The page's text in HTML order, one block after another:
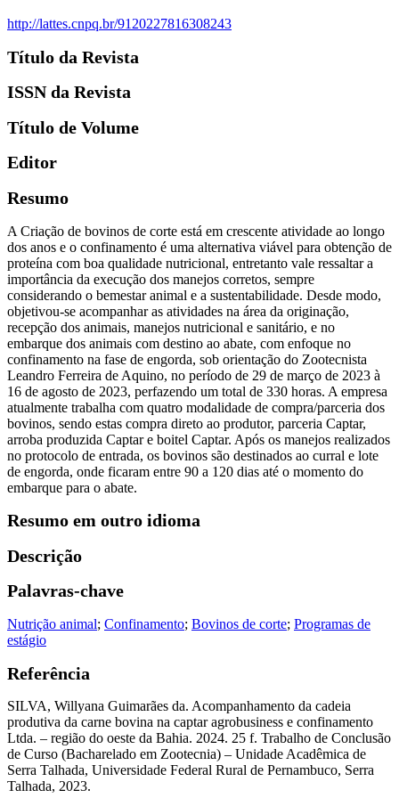
http://lattes.cnpq.br/9120227816308243
Título da Revista
ISSN da Revista
Título de Volume
Editor
Resumo
A Criação de bovinos de corte está em crescente atividade ao longo
dos anos e o confinamento é uma alternativa viável para obtenção de
proteína com boa qualidade nutricional, entretanto vale ressaltar a
importância da execução dos manejos corretos, sempre
considerando o bemestar animal e a sustentabilidade. Desde modo,
objetivou-se acompanhar as atividades na área da originação,
recepção dos animais, manejos nutricional e sanitário, e no
embarque dos animais com destino ao abate, com enfoque no
confinamento na fase de engorda, sob orientação do Zootecnista
Leandro Ferreira de Aquino, no período de 29 de março de 2023 à
16 de agosto de 2023, perfazendo um total de 330 horas. A empresa
atualmente trabalha com quatro modalidade de compra/parceria dos
bovinos, sendo estas compra direto ao produtor, parceria Captar,
arroba produzida Captar e boitel Captar. Após os manejos realizados
no protocolo de entrada, os bovinos são destinados ao curral e lote
de engorda, onde ficaram entre 90 a 120 dias até o momento do
embarque para o abate.
Resumo em outro idioma
Descrição
Palavras-chave
Nutrição animal; Confinamento; Bovinos de corte; Programas de
estágio
Referência
SILVA, Willyana Guimarães da. Acompanhamento da cadeia
produtiva da carne bovina na captar agrobusiness e confinamento
Ltda. – região do oeste da Bahia. 2024. 25 f. Trabalho de Conclusão
de Curso (Bacharelado em Zootecnia) – Unidade Acadêmica de
Serra Talhada, Universidade Federal Rural de Pernambuco, Serra
Talhada, 2023.